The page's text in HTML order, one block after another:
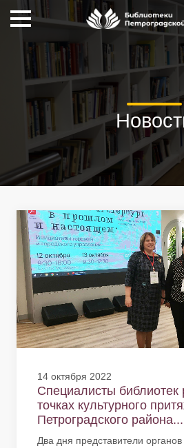
14 октября 2022
Специалисты библиотек
точках культурного
Петроградского района...
Два дня представители органов